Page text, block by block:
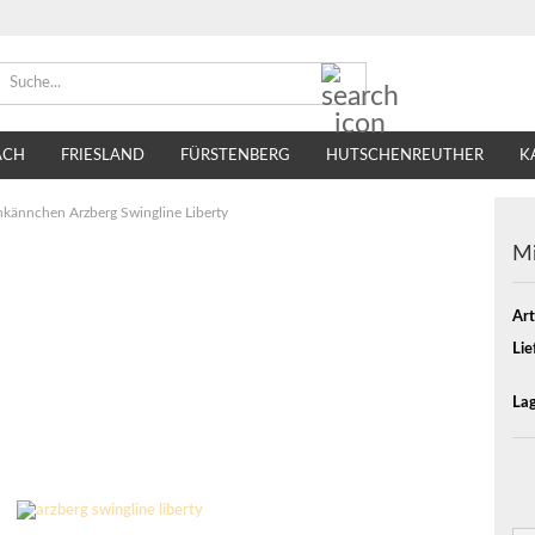
FRIESLAND FÜRSTENBERG HUTSCHENREUTHER
TIRSCHENREUTH VILLEROY & BOCH
Arzberg Swingline Liberty